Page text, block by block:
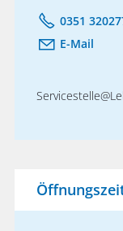
0351
E-Mail